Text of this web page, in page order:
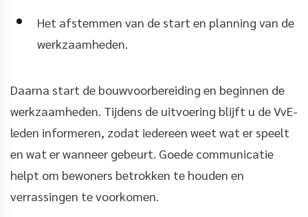
Het afstemmen van de start en planning van de
werkzaamheden.
Daarna start de bouwvoorbereiding en beginnen de
werkzaamheden. Tijdens de uitvoering blijft u de VvE-
leden informeren, zodat iedereen weet wat er speelt
en wat er wanneer gebeurt. Goede communicatie
helpt om bewoners betrokken te houden en
verrassingen te voorkomen.